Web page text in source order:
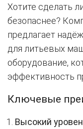
Хотите сделать
безопаснее?
предлагает
для литьевых
оборудование,
эффективность
Ключевые
Высокий